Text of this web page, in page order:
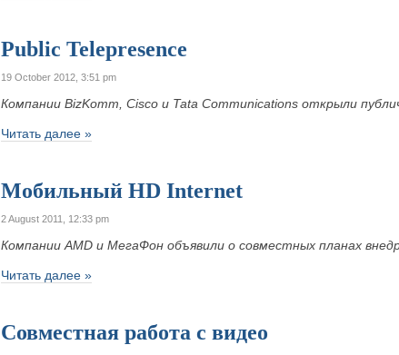
Public Telepresence
19 October 2012, 3:51 pm
КомпанииBizKomm,Cisco и TataCommunications открыли
Читать далее »
Мобильный HD Internet
2 August 2011, 12:33 pm
Компании AMD и МегаФон объявили о совместных планах
Читать далее »
Совместная работа с видео